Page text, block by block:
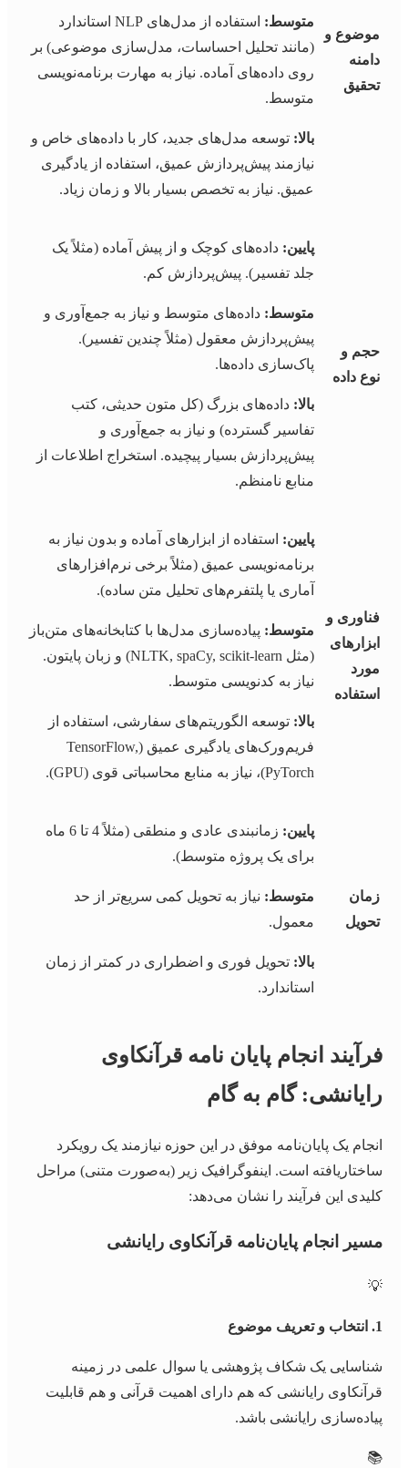
موضوع و
دامنه
تحقیق
متوسط:
استفاده از مدل‌های NLP استاندارد
(مانند تحلیل احساسات، مدل‌سازی موضوعی) بر
روی داده‌های آماده. نیاز به مهارت برنامه‌نویسی
متوسط.
بالا: توسعه مدل‌های جدید، کار با داده‌های خاص و
نیازمند پیش‌پردازش عمیق، استفاده از یادگیری
عمیق. نیاز به تخصص بسیار بالا و زمان زیاد.
حجم و
نوع داده
پایین: داده‌های کوچک و از پیش آماده (مثلاً یک
جلد تفسیر). پیش‌پردازش کم.
متوسط: داده‌های متوسط و نیاز به جمع‌آوری و
پیش‌پردازش معقول (مثلاً چندین تفسیر).
پاک‌سازی داده‌ها.
بالا: داده‌های بزرگ (کل متون حدیثی، کتب
تفاسیر گسترده) و نیاز به جمع‌آوری و
پیش‌پردازش بسیار پیچیده. استخراج اطلاعات از
منابع نامنظم.
فناوری و
ابزارهای
مورد
استفاده
پایین: استفاده از ابزارهای آماده و بدون نیاز به
برنامه‌نویسی عمیق (مثلاً برخی نرم‌افزارهای
آماری یا پلتفرم‌های تحلیل متن ساده).
متوسط: پیاده‌سازی مدل‌ها با کتابخانه‌های متن‌باز
(مثل NLTK, spaCy, scikit-learn) و زبان پایتون.
نیاز به کدنویسی متوسط.
بالا: توسعه الگوریتم‌های سفارشی، استفاده از
فریم‌ورک‌های یادگیری عمیق (TensorFlow,
PyTorch)، نیاز به منابع محاسباتی قوی (GPU).
زمان
تحویل
پایین:
زمانبندی عادی و منطقی (مثلاً 4 تا 6 ماه
برای یک پروژه متوسط).
متوسط: نیاز به تحویل کمی سریع‌تر از حد
معمول.
بالا: تحویل فوری و اضطراری در کمتر از زمان
استاندارد.
فرآیند انجام پایان نامه قرآنکاوی
رایانشی: گام به گام
انجام یک پایان‌نامه موفق در این حوزه نیازمند یک رویکرد
ساختاریافته است. اینفوگرافیک زیر (به‌صورت متنی) مراحل
کلیدی این فرآیند را نشان می‌دهد:
مسیر انجام پایان‌نامه قرآنکاوی رایانشی
💡
1. انتخاب و تعریف موضوع
شناسایی یک شکاف پژوهشی یا سوال علمی در زمینه
قرآنکاوی رایانشی که هم دارای اهمیت قرآنی و هم قابلیت
پیاده‌سازی رایانشی باشد.
📚